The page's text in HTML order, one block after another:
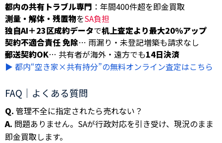
都内の共有トラブル専門 ：年間400件超を即金買取
測量・解体・残置物をSA負担
独自AI＋23区成約データで机上査定より最大20％アップ
契約不適合責任 免除… 雨漏り・未登記増築も請求なし
郵送契約OK… 共有者が海外・遠方でも14日決済
▶︎ 都内“空き家×共有持分”の無料オンライン査定はこちら
FAQ｜よくある質問
Q. 管理不全に指定されたら売れない？
A. 問題ありません。SAが行政対応を引き受け、現況のまま
即金買取します。